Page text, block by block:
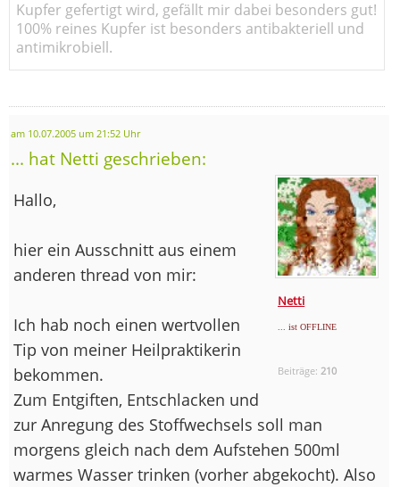
Kupfer gefertigt wird, gefällt mir dabei besonders gut!
100% reines Kupfer ist besonders antibakteriell und
antimikrobiell.
am 10.07.2005 um 21:52 Uhr
... hat Netti geschrieben:
Netti
... ist OFFLINE
Beiträge: 210
Hallo,
hier ein Ausschnitt aus einem
anderen thread von mir:
Ich hab noch einen wertvollen
Tip von meiner Heilpraktikerin
bekommen.
Zum Entgiften, Entschlacken und
zur Anregung des Stoffwechsels soll man
morgens gleich nach dem Aufstehen 500ml
warmes Wasser trinken (vorher abgekocht). Also